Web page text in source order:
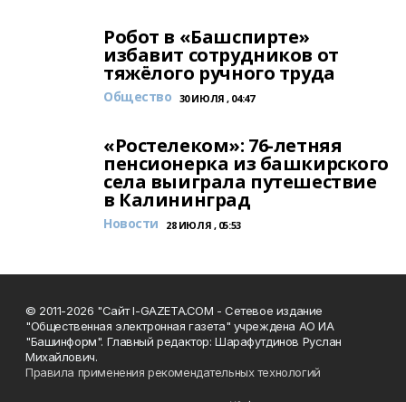
Робот в «Башспирте»
избавит сотрудников от
тяжёлого ручного труда
Общество 30 ИЮЛЯ , 04:47
«Ростелеком»: 76-летняя
пенсионерка из башкирского
села выиграла путешествие
в Калининград
Новости 28 ИЮЛЯ , 05:53
© 2011-2026 "Сайт I-GAZETA.COM - Сетевое издание
"Общественная электронная газета" учреждена АО ИА
"Башинформ". Главный редактор: Шарафутдинов Руслан
Михайлович.
Правила применения рекомендательных технологий